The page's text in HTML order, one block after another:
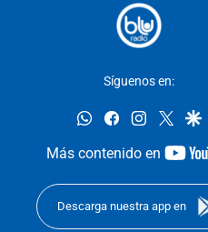
Síguenos en:
whatsappfacebookinstagram
twitter
Más contenido en
Descarga nuestra app en